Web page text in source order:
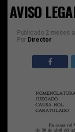
AVISO
Publicado 2 meses
Por Director